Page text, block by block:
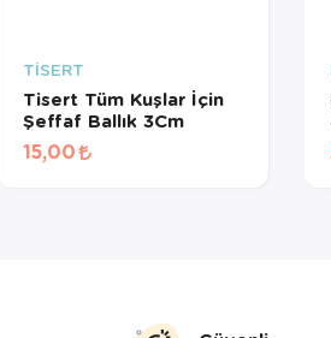
TİSERT
Tisert Tüm Kuşlar İçin
Şeffaf Ballık 3Cm
15,00